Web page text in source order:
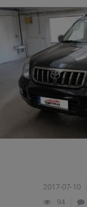
2017-07-10
94